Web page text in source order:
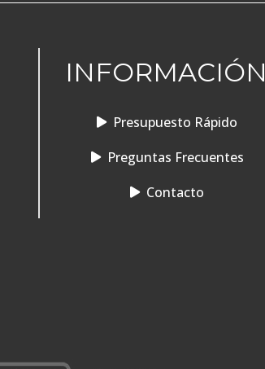
INFORMACIÓN
Presupuesto Rápido
Preguntas Frecuentes
Contacto